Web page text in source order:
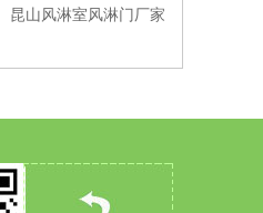
昆山风淋室风淋门厂家